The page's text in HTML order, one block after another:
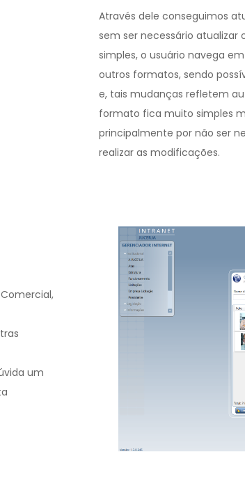
Através dele conseguimos
sem ser necessário
simples, o usuário navega
outros formatos, sendo
e, tais mudanças refletem
formato fica muito simples
principalmente por não ser
realizar as modificações.
um